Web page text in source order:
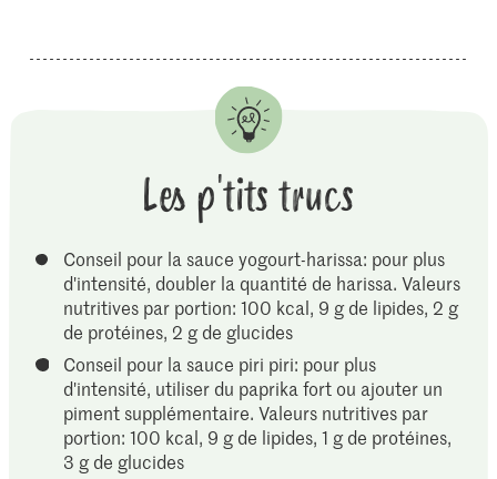
Les p'tits trucs
Conseil pour la sauce yogourt-harissa: pour plus
d'intensité, doubler la quantité de harissa. Valeurs
nutritives par portion: 100 kcal, 9 g de lipides, 2 g
de protéines, 2 g de glucides
Conseil pour la sauce piri piri: pour plus
d'intensité, utiliser du paprika fort ou ajouter un
piment supplémentaire. Valeurs nutritives par
portion: 100 kcal, 9 g de lipides, 1 g de protéines,
3 g de glucides